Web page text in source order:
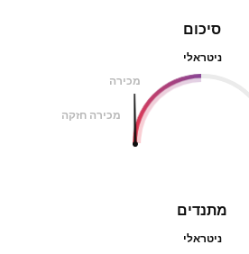
מתנדים
ניטראלי
סיכום
ניטראלי
מכירה
מכירה חזקה